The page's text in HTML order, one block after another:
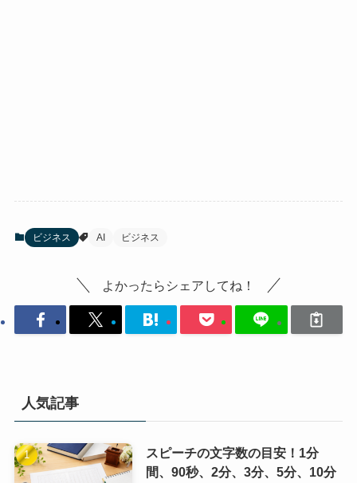
ビジネス AI ビジネス
よかったらシェアしてね！
人気記事
スピーチの文字数の目安！1分
間、90秒、2分、3分、5分、10分